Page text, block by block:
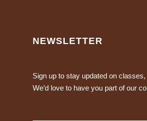
NEWSLETTER
Sign up to stay updated on
We’d love to have you part of our